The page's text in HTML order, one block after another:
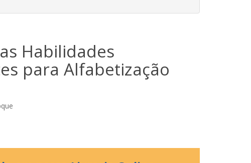
Habilidades
para Alfabetização